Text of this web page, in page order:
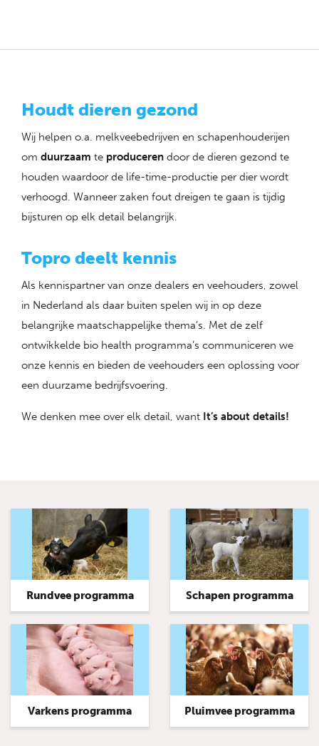
Houdt dieren gezond
Wij helpen o.a. melkveebedrijven en schapenhouderijen
om duurzaam te produceren door de dieren gezond te
houden waardoor de life-time-productie per dier wordt
verhoogd. Wanneer zaken fout dreigen te gaan is tijdig
bijsturen op elk detail belangrijk.
Topro deelt kennis
Als kennispartner van onze dealers en veehouders, zowel
in Nederland als daar buiten spelen wij in op deze
belangrijke maatschappelijke thema’s. Met de zelf
ontwikkelde bio health programma’s communiceren we
onze kennis en bieden de veehouders een oplossing voor
een duurzame bedrijfsvoering.
We denken mee over elk detail, want It’s about details!
Rundvee programma Schapen programma
Varkens programma Pluimvee programma